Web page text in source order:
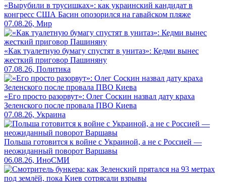
«Вырубили в трусишках»: как украинский кандидат в
конгресс США Басин опозорился на гавайском пляже
07.08.26, Мир
«Как туалетную бумагу спустят в унитаз»: Кедми вынес
жесткий приговор Пашиняну
07.08.26, Политика
«Его просто разорвут»: Олег Соскин назвал дату краха
Зеленского после провала ПВО Киева
07.08.26, Украина
Польша готовится к войне с Украиной, а не с Россией —
неожиданный поворот Варшавы
06.08.26, ИноСМИ